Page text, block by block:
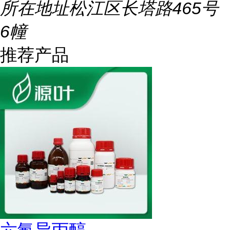
所在地址松江区长塔路465号
6幢
推荐产品